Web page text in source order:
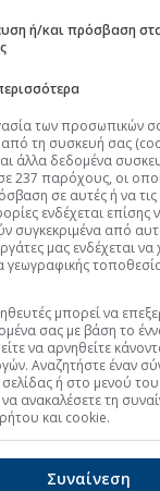
ή/και πρόσβαση
των προσωπικών
τη συσκευή σας
άλλα δεδομένα
237 παρόχους, οι
σε αυτές ή να
ενδέχεται επίσης
συγκεκριμένα από
μας ενδέχεται
γεωγραφικής
μπορεί να
σας με βάση το
να αρνηθείτε
Αναζητήστε έναν
ή στο μενού
να ανακαλέσετε τη
και cookie.
Συναίνεση